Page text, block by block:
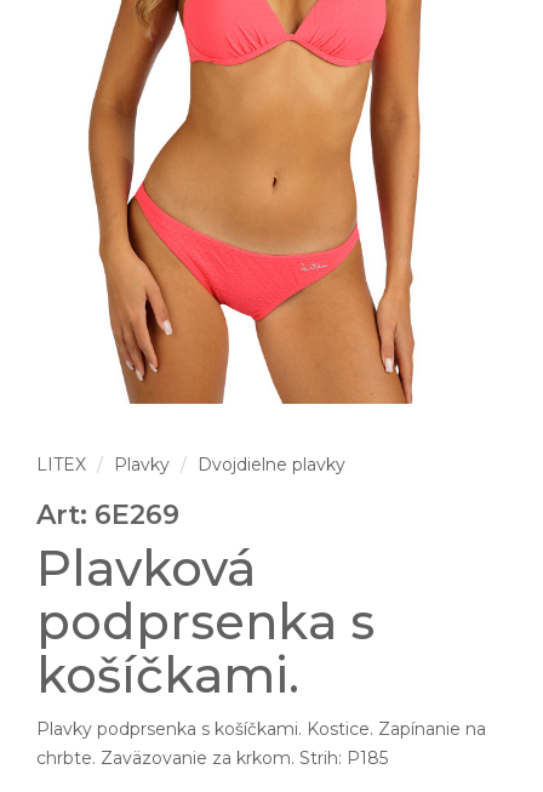
LITEX Plavky Dvojdielne plavky
Art: 6E269
Plavková
podprsenka s
košíčkami.
Plavky podprsenka s košíčkami. Kostice. Zapínanie na
chrbte. Zaväzovanie za krkom. Strih: P185